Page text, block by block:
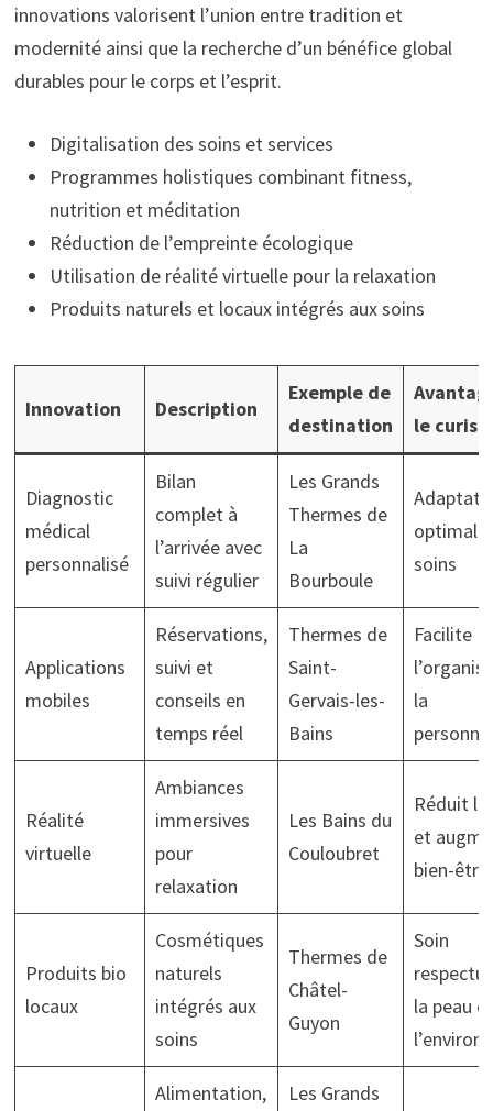
innovations valorisent l’union entre tradition et
modernité ainsi que la recherche d’un bénéfice global
durables pour le corps et l’esprit.
Digitalisation des soins et services
Programmes holistiques combinant fitness,
nutrition et méditation
Réduction de l’empreinte écologique
Utilisation de réalité virtuelle pour la relaxation
Produits naturels et locaux intégrés aux soins
Innovation Description
Exemple de
destination
le
Diagnostic
médical
personnalisé
Bilan
complet à
l’arrivée avec
suivi régulier
Les Grands
Thermes de
La
Bourboule
optimale
soins
Applications
mobiles
Réservations,
suivi et
conseils en
temps réel
Thermes de
Saint-
Gervais-les-
Bains
Facilite
la
Réalité
virtuelle
Ambiances
immersives
pour
relaxation
Les Bains du
Couloubret
Réduit
et
bien-être
Produits bio
locaux
Cosmétiques
naturels
intégrés aux
soins
Thermes de
Châtel-
Guyon
Soin
la peau
Alimentation,
Les Grands